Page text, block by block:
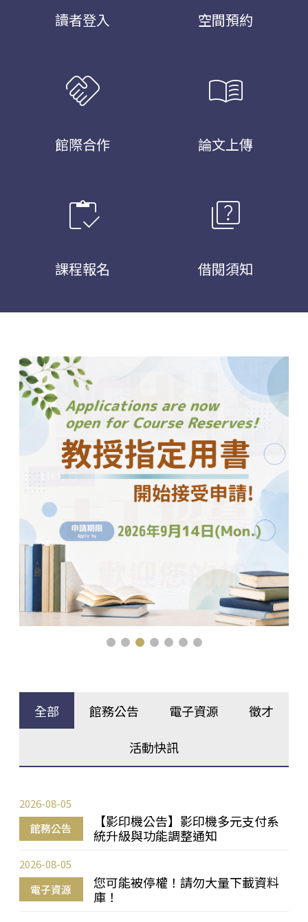
讀者登入 空間預約
handshake
館際合作
menu_book
論文上傳
inventory
課程報名
quiz
借閱須知
全部 館務公告 電子資源 徵才
活動快訊
館務公告
【影印機公告】影印機多元支付系
統升級與功能調整通知
2026-08-05
電子資源
您可能被停權！請勿大量下載資料
庫！
2026-08-05